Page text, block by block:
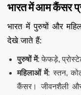
भारत में आम कैंसर
भारत में पुरुषों और
देखे जाते हैं:
पुरुषों में: फेफड़े,
महिलाओं में: स्तन,
कैंसर। जीवनशैली और